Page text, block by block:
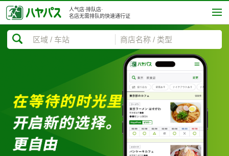
人气店·排队店·
名店无需排队的快速通行证